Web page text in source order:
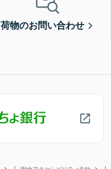
荷物のお問い合わせ